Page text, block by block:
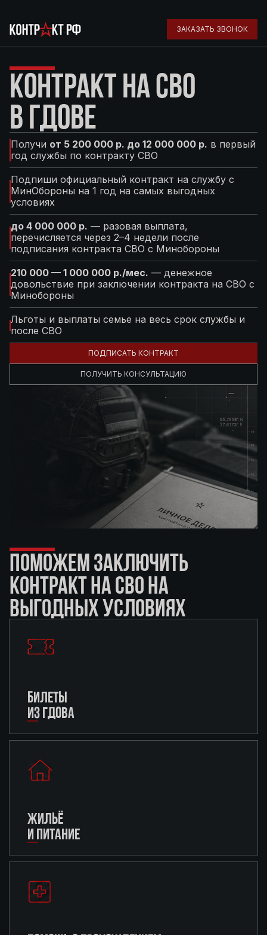
ЗАКАЗАТЬ ЗВОНОК
КОНТРАКТ НА СВО
В ГДОВЕ
Получи от 5 200 000 р. до 12 000 000 р. в первый
год службы по контракту СВО
Подпиши официальный контракт на службу с
МинОбороны на 1 год на самых выгодных
условиях
до 4 000 000 р. — разовая выплата,
перечисляется через 2–4 недели после
подписания контракта СВО с Минобороны
210 000 — 1 000 000 р./мес. — денежное
довольствие при заключении контракта на СВО с
Минобороны
Льготы и выплаты семье на весь срок службы и
после СВО
ПОДПИСАТЬ КОНТРАКТ
ПОЛУЧИТЬ КОНСУЛЬТАЦИЮ
ПОМОЖЕМ ЗАКЛЮЧИТЬ
КОНТРАКТ НА СВО НА
ВЫГОДНЫХ УСЛОВИЯХ
БИЛЕТЫ
ИЗ ГДОВА
ЖИЛЬЁ
И ПИТАНИЕ